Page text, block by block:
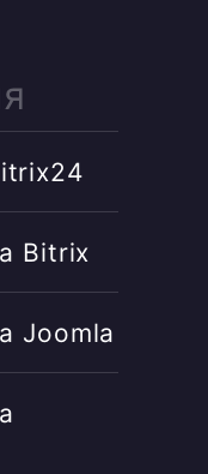
Bitrix
Joomla